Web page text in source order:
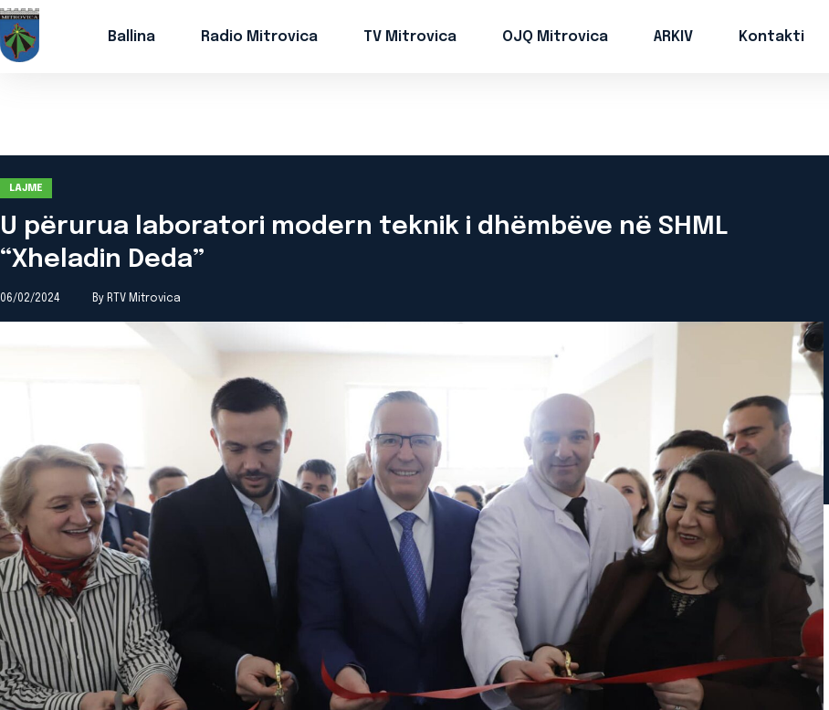
Ballina Radio Mitrovica TV Mitrovica OJQ Mitrovica ARKIV Kontakti
LAJME
U përurua laboratori modern teknik i dhëmbëve në SHML
“Xheladin Deda”
06/02/2024 By RTV Mitrovica